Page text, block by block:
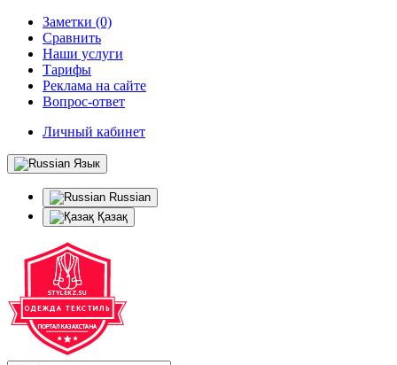
Заметки (0)
Сравнить
Наши услуги
Тарифы
Реклама на сайте
Вопрос-ответ
Личный кабинет
Язык
Russian
Қазақ